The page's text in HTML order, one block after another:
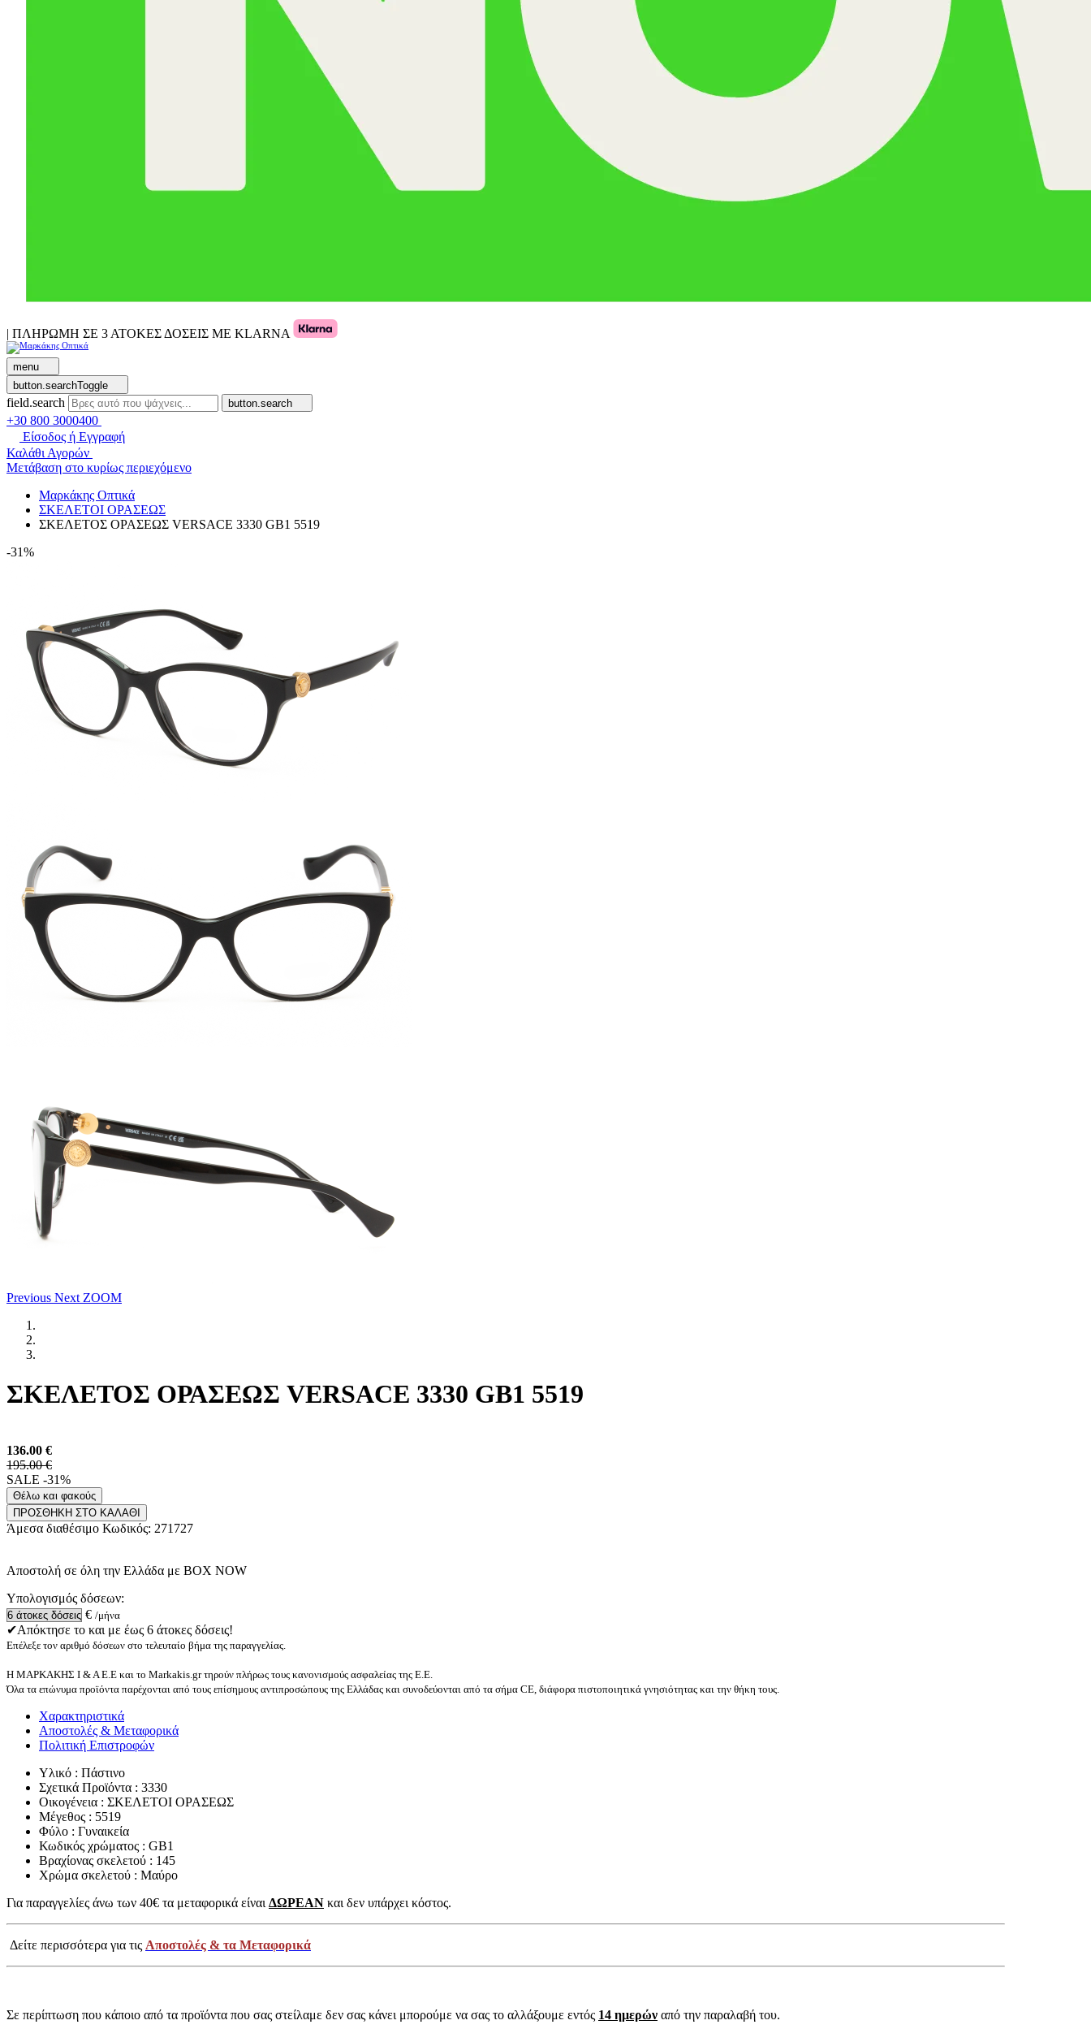
| ΠΛΗΡΩΜΗ ΣΕ 3 ΑΤΟΚΕΣ ΔΟΣΕΙΣ ΜΕ KLARNA
menu
button.searchToggle
field.search button.search
+30 800 3000400
Είσοδος ή Εγγραφή
Καλάθι Αγορών
Μετάβαση στο κυρίως περιεχόμενο
Μαρκάκης Οπτικά
ΣΚΕΛΕΤΟΙ ΟΡΑΣΕΩΣ
ΣΚΕΛΕΤΟΣ ΟΡΑΣΕΩΣ VERSACE 3330 GB1 5519
-31%
Previous Next ZOOM
ΣΚΕΛΕΤΟΣ ΟΡΑΣΕΩΣ VERSACE 3330 GB1 5519
136.00 €
195.00 €
SALE -31%
Θέλω και φακούς
ΠΡΟΣΘΗΚΗ ΣΤΟ ΚΑΛΑΘΙ
Άμεσα διαθέσιμο Κωδικός: 271727
Αποστολή σε όλη την Ελλάδα με BOX NOW
Υπολογισμός δόσεων:
€ /μήνα
✔Απόκτησε το και με έως 6 άτοκες δόσεις!
Επέλεξε τον αριθμό δόσεων στο τελευταίο βήμα της παραγγελίας.
Η ΜΑΡΚΑΚΗΣ Ι & Α Ε.Ε και το Markakis.gr τηρούν πλήρως τους κανονισμούς ασφαλείας της Ε.Ε.
Όλα τα επώνυμα προϊόντα παρέχονται από τους επίσημους αντιπροσώπους της Ελλάδας και συνοδεύονται από τα σήμα CE, διάφορα πιστοποιητικά γνησιότητας και την θήκη τους.
Χαρακτηριστικά
Αποστολές & Μεταφορικά
Πολιτική Επιστροφών
Υλικό : Πάστινο
Σχετικά Προϊόντα : 3330
Οικογένεια : ΣΚΕΛΕΤΟΙ ΟΡΑΣΕΩΣ
Μέγεθος : 5519
Φύλο : Γυναικεία
Κωδικός χρώματος : GB1
Βραχίονας σκελετού : 145
Χρώμα σκελετού : Μαύρο
Για παραγγελίες άνω των 40€ τα μεταφορικά είναι ΔΩΡΕΑΝ και δεν υπάρχει κόστος.
Δείτε περισσότερα για τις Αποστολές & τα Μεταφορικά
Σε περίπτωση που κάποιο από τα προϊόντα που σας στείλαμε δεν σας κάνει μπορούμε να σας το αλλάξουμε εντός 14 ημερών από την παραλαβή του.